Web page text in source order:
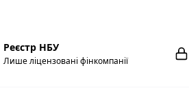
Реєстр НБУ
Лише ліцензовані фінкомпанії